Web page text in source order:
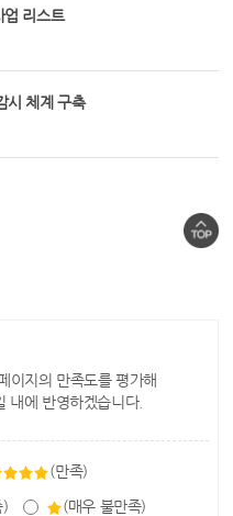
업 리스트
시 체계 구축
이지의 만족도를 평가해
내에 반영하겠습니다.
(만족)
) (매우 불만족)